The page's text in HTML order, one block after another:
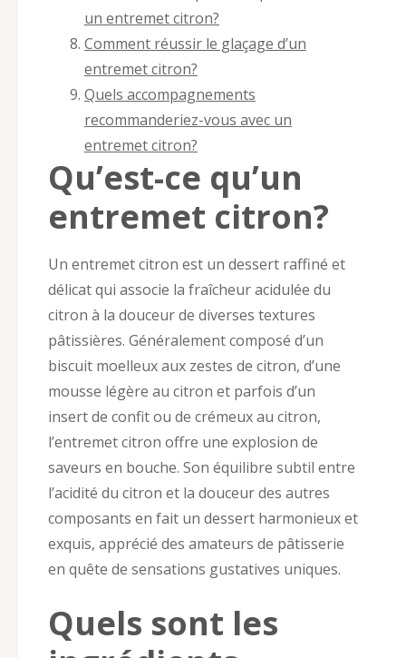
un entremet citron?
Comment réussir le glaçage d’un
entremet citron?
Quels accompagnements
recommanderiez-vous avec un
entremet citron?
Qu’est-ce qu’un
entremet citron?
Un entremet citron est un dessert raffiné et
délicat qui associe la fraîcheur acidulée du
citron à la douceur de diverses textures
pâtissières. Généralement composé d’un
biscuit moelleux aux zestes de citron, d’une
mousse légère au citron et parfois d’un
insert de confit ou de crémeux au citron,
l’entremet citron offre une explosion de
saveurs en bouche. Son équilibre subtil entre
l’acidité du citron et la douceur des autres
composants en fait un dessert harmonieux et
exquis, apprécié des amateurs de pâtisserie
en quête de sensations gustatives uniques.
Quels sont les